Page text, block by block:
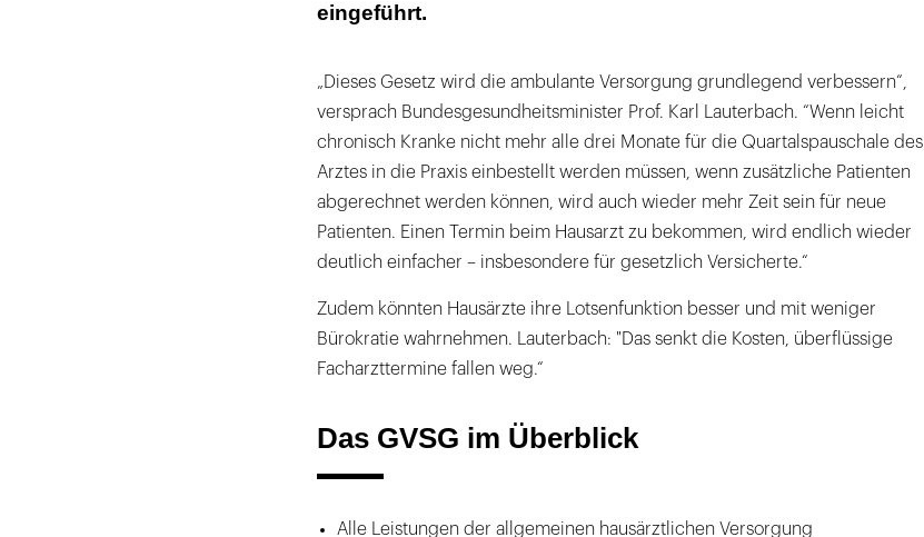
eingeführt.
„Dieses Gesetz wird die ambulante Versorgung grundlegend verbessern“,
versprach Bundesgesundheitsminister Prof. Karl Lauterbach. “Wenn leicht
chronisch Kranke nicht mehr alle drei Monate für die Quartalspauschale des
Arztes in die Praxis einbestellt werden müssen, wenn zusätzliche Patienten
abgerechnet werden können, wird auch wieder mehr Zeit sein für neue
Patienten. Einen Termin beim Hausarzt zu bekommen, wird endlich wieder
deutlich einfacher – insbesondere für gesetzlich Versicherte.“
Zudem könnten Hausärzte ihre Lotsenfunktion besser und mit weniger
Bürokratie wahrnehmen. Lauterbach: "Das senkt die Kosten, überflüssige
Facharzttermine fallen weg.“
Das GVSG im Überblick
Alle Leistungen der allgemeinen hausärztlichen Versorgung